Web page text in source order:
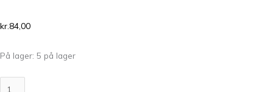
kr.84,00
På lager: 5 på lager